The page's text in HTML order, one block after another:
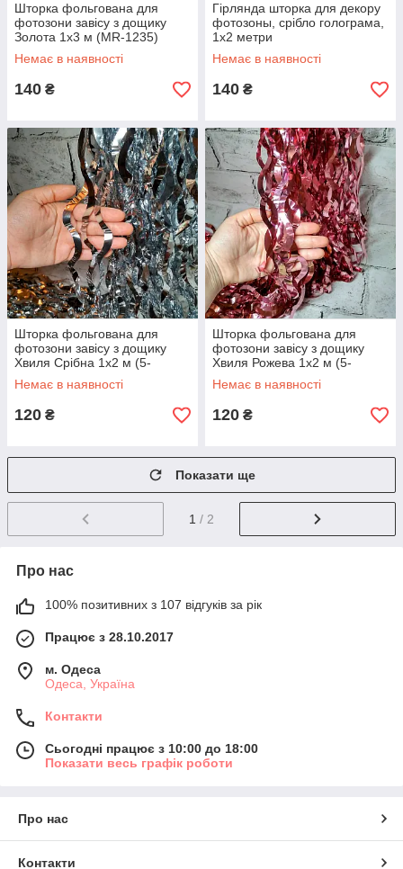
Шторка фольгована для
фотозони завісу з дощику
Золота 1х3 м (MR-1235)
Немає в наявності
140 ₴
Гірлянда шторка для декору
фотозоны, срібло голограма,
1х2 метри
Немає в наявності
140 ₴
Шторка фольгована для
фотозони завісу з дощику
Хвиля Срібна 1х2 м (5-
77359)
Немає в наявності
120 ₴
Шторка фольгована для
фотозони завісу з дощику
Хвиля Рожева 1х2 м (5-
77397)
Немає в наявності
120 ₴
Показати ще
1 / 2
Про нас
100% позитивних з 107 відгуків за рік
Працює з 28.10.2017
м. Одеса
Одеса, Україна
Контакти
Сьогодні працює з 10:00 до 18:00
Показати весь графік роботи
Про нас
Контакти